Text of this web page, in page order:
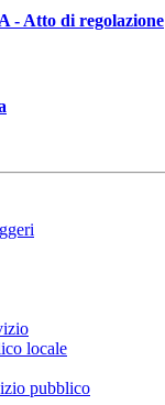
- Atto di regolazione
locale
pubblico